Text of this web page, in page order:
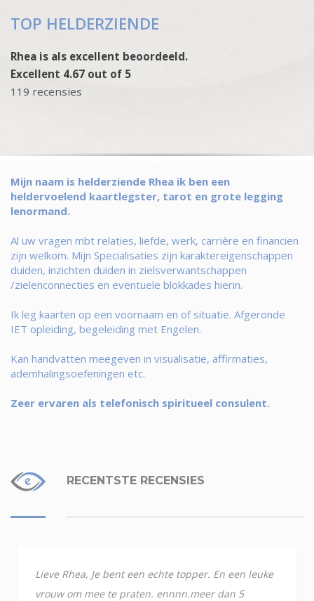
TOP HELDERZIENDE
Rhea is als excellent beoordeeld.
Excellent 4.67 out of 5
119 recensies
Mijn naam is helderziende Rhea ik ben een
heldervoelend kaartlegster, tarot en grote legging
lenormand.
Al uw vragen mbt relaties, liefde, werk, carrière en financien
zijn welkom. Mijn Specialisaties zijn karaktereigenschappen
duiden, inzichten duiden in zielsverwantschappen
/zielenconnecties en eventuele blokkades hierin.
Ik leg kaarten op een voornaam en of situatie. Afgeronde
IET opleiding, begeleiding met Engelen.
Kan handvatten meegeven in visualisatie, affirmaties,
ademhalingsoefeningen etc.
Zeer ervaren als telefonisch spiritueel consulent.
RECENTSTE RECENSIES
Lieve Rhea, Je bent een echte topper. En een leuke
vrouw om mee te praten. ennnn.meer dan 5